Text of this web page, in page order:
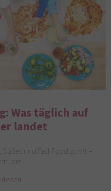
Was täglich auf
landet
und Fast Food zu oft –
die…